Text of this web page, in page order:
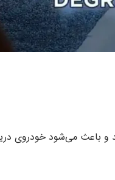
باعث می‌شود خودروی